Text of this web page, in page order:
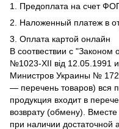
1. Предоплата на счет
2. Наложенный платеж в
3. Оплата картой онлайн
В соотвествии с "Законом
№1023-XII від 12.05.1991
Министров Украины №
— перечень товаров) вся
продукция входит в
возврату (обмену).
при наличии достаточной